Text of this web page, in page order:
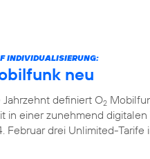
INDIVIDUALISIERUNG:
neu
definiert O2
in einer zunehmend
Februar drei Unlimited-